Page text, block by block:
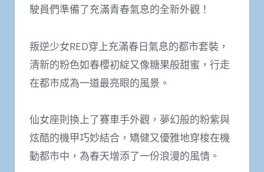
駛員們準備了充滿青春氣息的全新外觀！
叛逆少女RED穿上充滿春日氣息的都市套裝，
清新的粉色如春櫻初綻又像糖果般甜蜜，行走
在都市成為一道最亮眼的風景。
仙女座則換上了賽車手外觀，夢幻般的粉紫與
炫酷的機甲巧妙結合，矯健又優雅地穿梭在機
動都市中，為春天增添了一份浪漫的風情。